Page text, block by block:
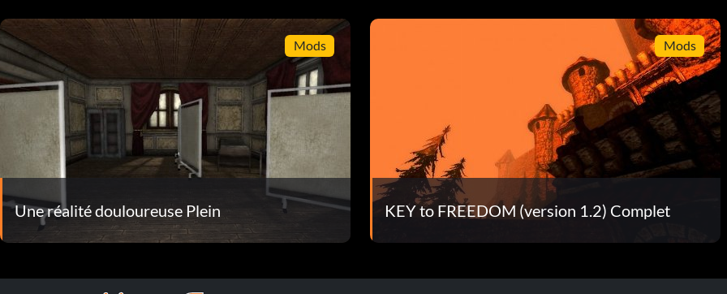
Mods
Une réalité douloureuse Plein
Mods
KEY to FREEDOM (version 1.2) Complet